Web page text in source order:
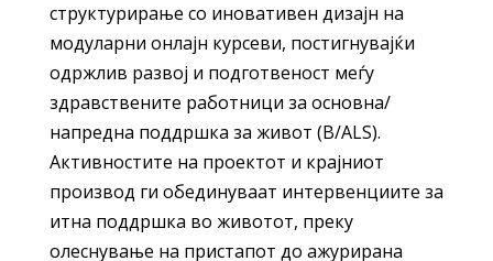
структурирање со иновативен дизајн на
модуларни онлајн курсеви, постигнувајќи
одржлив развој и подготвеност меѓу
здравствените работници за основна/
напредна поддршка за живот (B/ALS).
Активностите на проектот и крајниот
производ ги обединуваат интервенциите за
итна поддршка во животот, преку
олеснување на пристапот до ажурирана